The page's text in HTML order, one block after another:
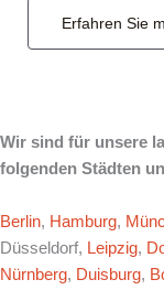
Erfahren Sie
Wir sind für unsere
folgenden Städten
Berlin, Hamburg,
Düsseldorf, Leipzig,
Nürnberg, Duisburg,